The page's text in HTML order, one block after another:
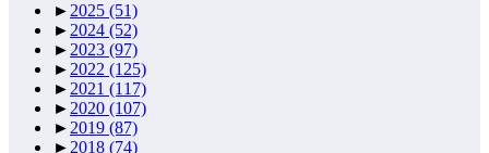
►2025 (51)
►2024 (52)
►2023 (97)
►2022 (125)
►2021 (117)
►2020 (107)
►2019 (87)
►2018 (74)